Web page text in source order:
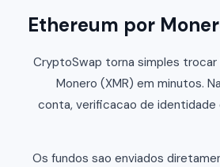
CryptoSwap torna simples trocar
Monero (XMR) em minutos.
conta, verificacao de identidade
Os fundos sao enviados